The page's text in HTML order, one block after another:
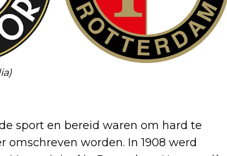
sport en bereid waren om hard te
omschreven worden. In 1908 werd